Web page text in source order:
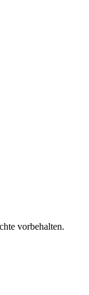
vorbehalten.